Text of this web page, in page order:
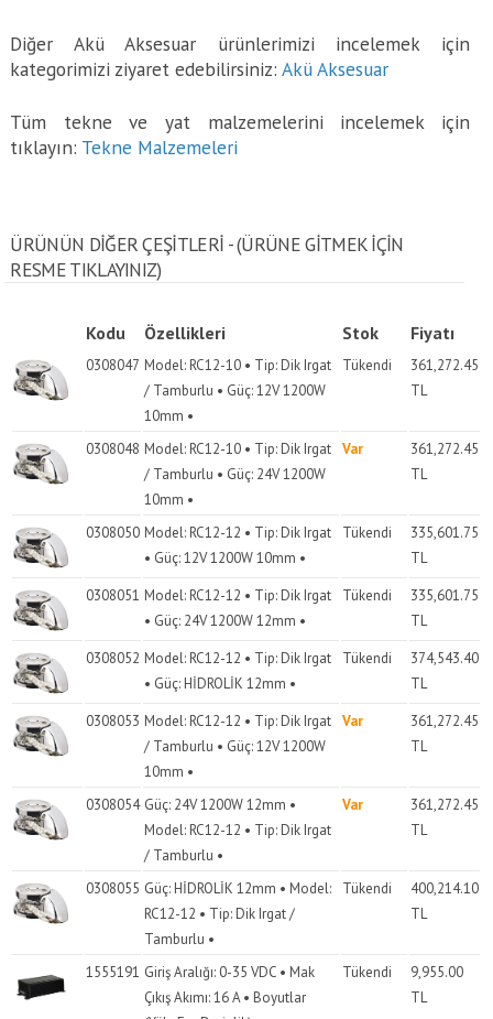
Diğer Akü Aksesuar ürünlerimizi incelemek için
kategorimizi ziyaret edebilirsiniz:Akü Aksesuar
Tüm tekne ve yat malzemelerini incelemek için
tıklayın: Tekne Malzemeleri
ÜRÜNÜN DİĞER ÇEŞİTLERİ - (ÜRÜNE GITMEK IÇIN
RESME TIKLAYINIZ)
Kodu Özellikleri Stok Fiyatı
0308047 Model: RC12-10 • Tip: Dik Irgat
/ Tamburlu • Güç: 12V 1200W
10mm •
Tükendi
361,272.45
TL
0308048 Model: RC12-10 • Tip: Dik Irgat
/ Tamburlu • Güç: 24V 1200W
10mm •
Var
361,272.45
TL
0308050 Model: RC12-12 • Tip: Dik Irgat
• Güç: 12V 1200W 10mm •
Tükendi
335,601.75
TL
0308051 Model: RC12-12 • Tip: Dik Irgat
• Güç: 24V 1200W 12mm •
Tükendi
335,601.75
TL
0308052 Model: RC12-12 • Tip: Dik Irgat
• Güç: HİDROLİK 12mm •
Tükendi
374,543.40
TL
0308053 Model: RC12-12 • Tip: Dik Irgat
/ Tamburlu • Güç: 12V 1200W
10mm •
Var
361,272.45
TL
0308054 Güç: 24V 1200W 12mm •
Model: RC12-12 • Tip: Dik Irgat
/ Tamburlu •
Var
361,272.45
TL
0308055 Güç: HİDROLİK 12mm • Model:
RC12-12 • Tip: Dik Irgat /
Tamburlu •
Tükendi
400,214.10
TL
1555191 Giriş Aralığı: 0-35 VDC • Mak
Çıkış Akımı: 16 A • Boyutlar
Tükendi
9,955.00
TL